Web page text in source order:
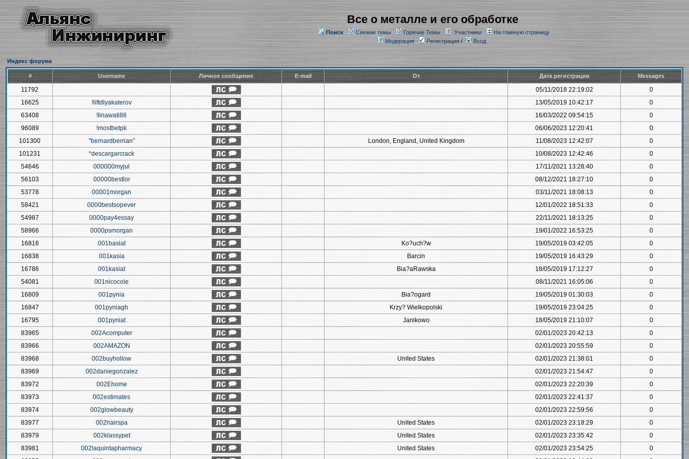
Все о металле и его обработке
Поиск Свежие темы Горячие Темы Участники
На главную страницу
Модерация
Регистрация/ Вход
Индекс форума
# Username Личное сообщение E-mail От Дата регистрации Messages
11792 05/11/2018 22:19:02
0
16625
!liftdlyakaterov 13/05/2019 10:42:17
0
63408
!linawati88 16/03/2022 09:54:15
0
96089
!mostbetpk 06/06/2023 12:20:41
0
101300
"bernardberrian" London, England, United Kingdom 11/08/2023 12:42:07
0
101231
*descargarcrack 10/08/2023 12:42:46
0
54646
000000myjul 17/11/2021 13:28:40
0
56103
00000bestlor 08/12/2021 18:27:10
0
53778
00001morgan 03/11/2021 18:08:13
0
58421
0000bestsopever 12/01/2022 18:51:33
0
54987
0000pay4essay 22/11/2021 18:13:25
0
58966
0000psmorgan 19/01/2022 16:53:25
0
16816
001basiat Ko?uch?w 19/05/2019 03:42:05
0
16838
001kasia Barcin 19/05/2019 16:43:29
0
16786
001kasiat Bia?aRawska 18/05/2019 17:12:27
0
54081
001nicocole 08/11/2021 16:05:06
0
16809
001pynia Bia?ogard 19/05/2019 01:30:03
0
16847
001pyniagh Krzy? Wielkopolski 19/05/2019 23:04:25
0
16795
001pyniat Janikowo 18/05/2019 21:10:07
0
83965
002Acomputer 02/01/2023 20:42:13
0
83966
002AMAZON 02/01/2023 20:55:59
0
83968
002buyhollow United States 02/01/2023 21:38:01
0
83969
002daniegonzalez 02/01/2023 21:54:47
0
83972
002Ehome 02/01/2023 22:20:39
0
83973
002estimates 02/01/2023 22:41:37
0
83974
002glowbeauty 02/01/2023 22:59:56
0
83977
002hairspa United States 02/01/2023 23:18:29
0
83979
002klassypet United States 02/01/2023 23:35:42
0
83981
002laquintapharmacy United States 02/01/2023 23:54:25
0